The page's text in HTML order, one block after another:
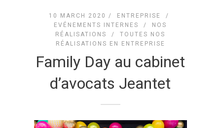
10 MARCH 2020 / ENTREPRISE
/
EVÉNEMENTS INTERNES
/
NOS
RÉALISATIONS
/TOUTES NOS
RÉALISATIONS EN ENTREPRISE
Family Day au cabinet
d’avocats Jeantet